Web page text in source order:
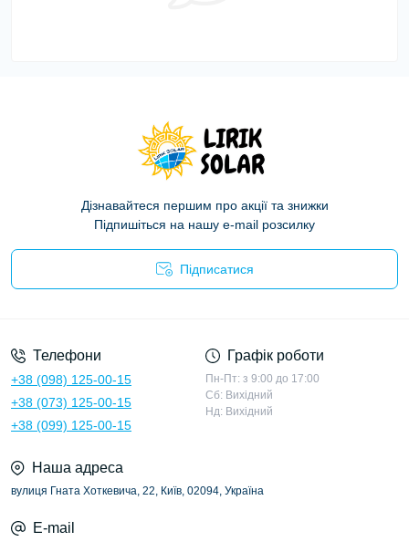
Дізнавайтеся першим про акції та знижки
Підпишіться на нашу e-mail розсилку
Підписатися
Телефони
+38 (098) 125-00-15
+38 (073) 125-00-15
+38 (099) 125-00-15
Графік роботи
Пн-Пт: з 9:00 до 17:00
Сб: Вихідний
Нд: Вихідний
Наша адреса
вулиця Гната Хоткевича, 22, Київ, 02094, Україна
E-mail